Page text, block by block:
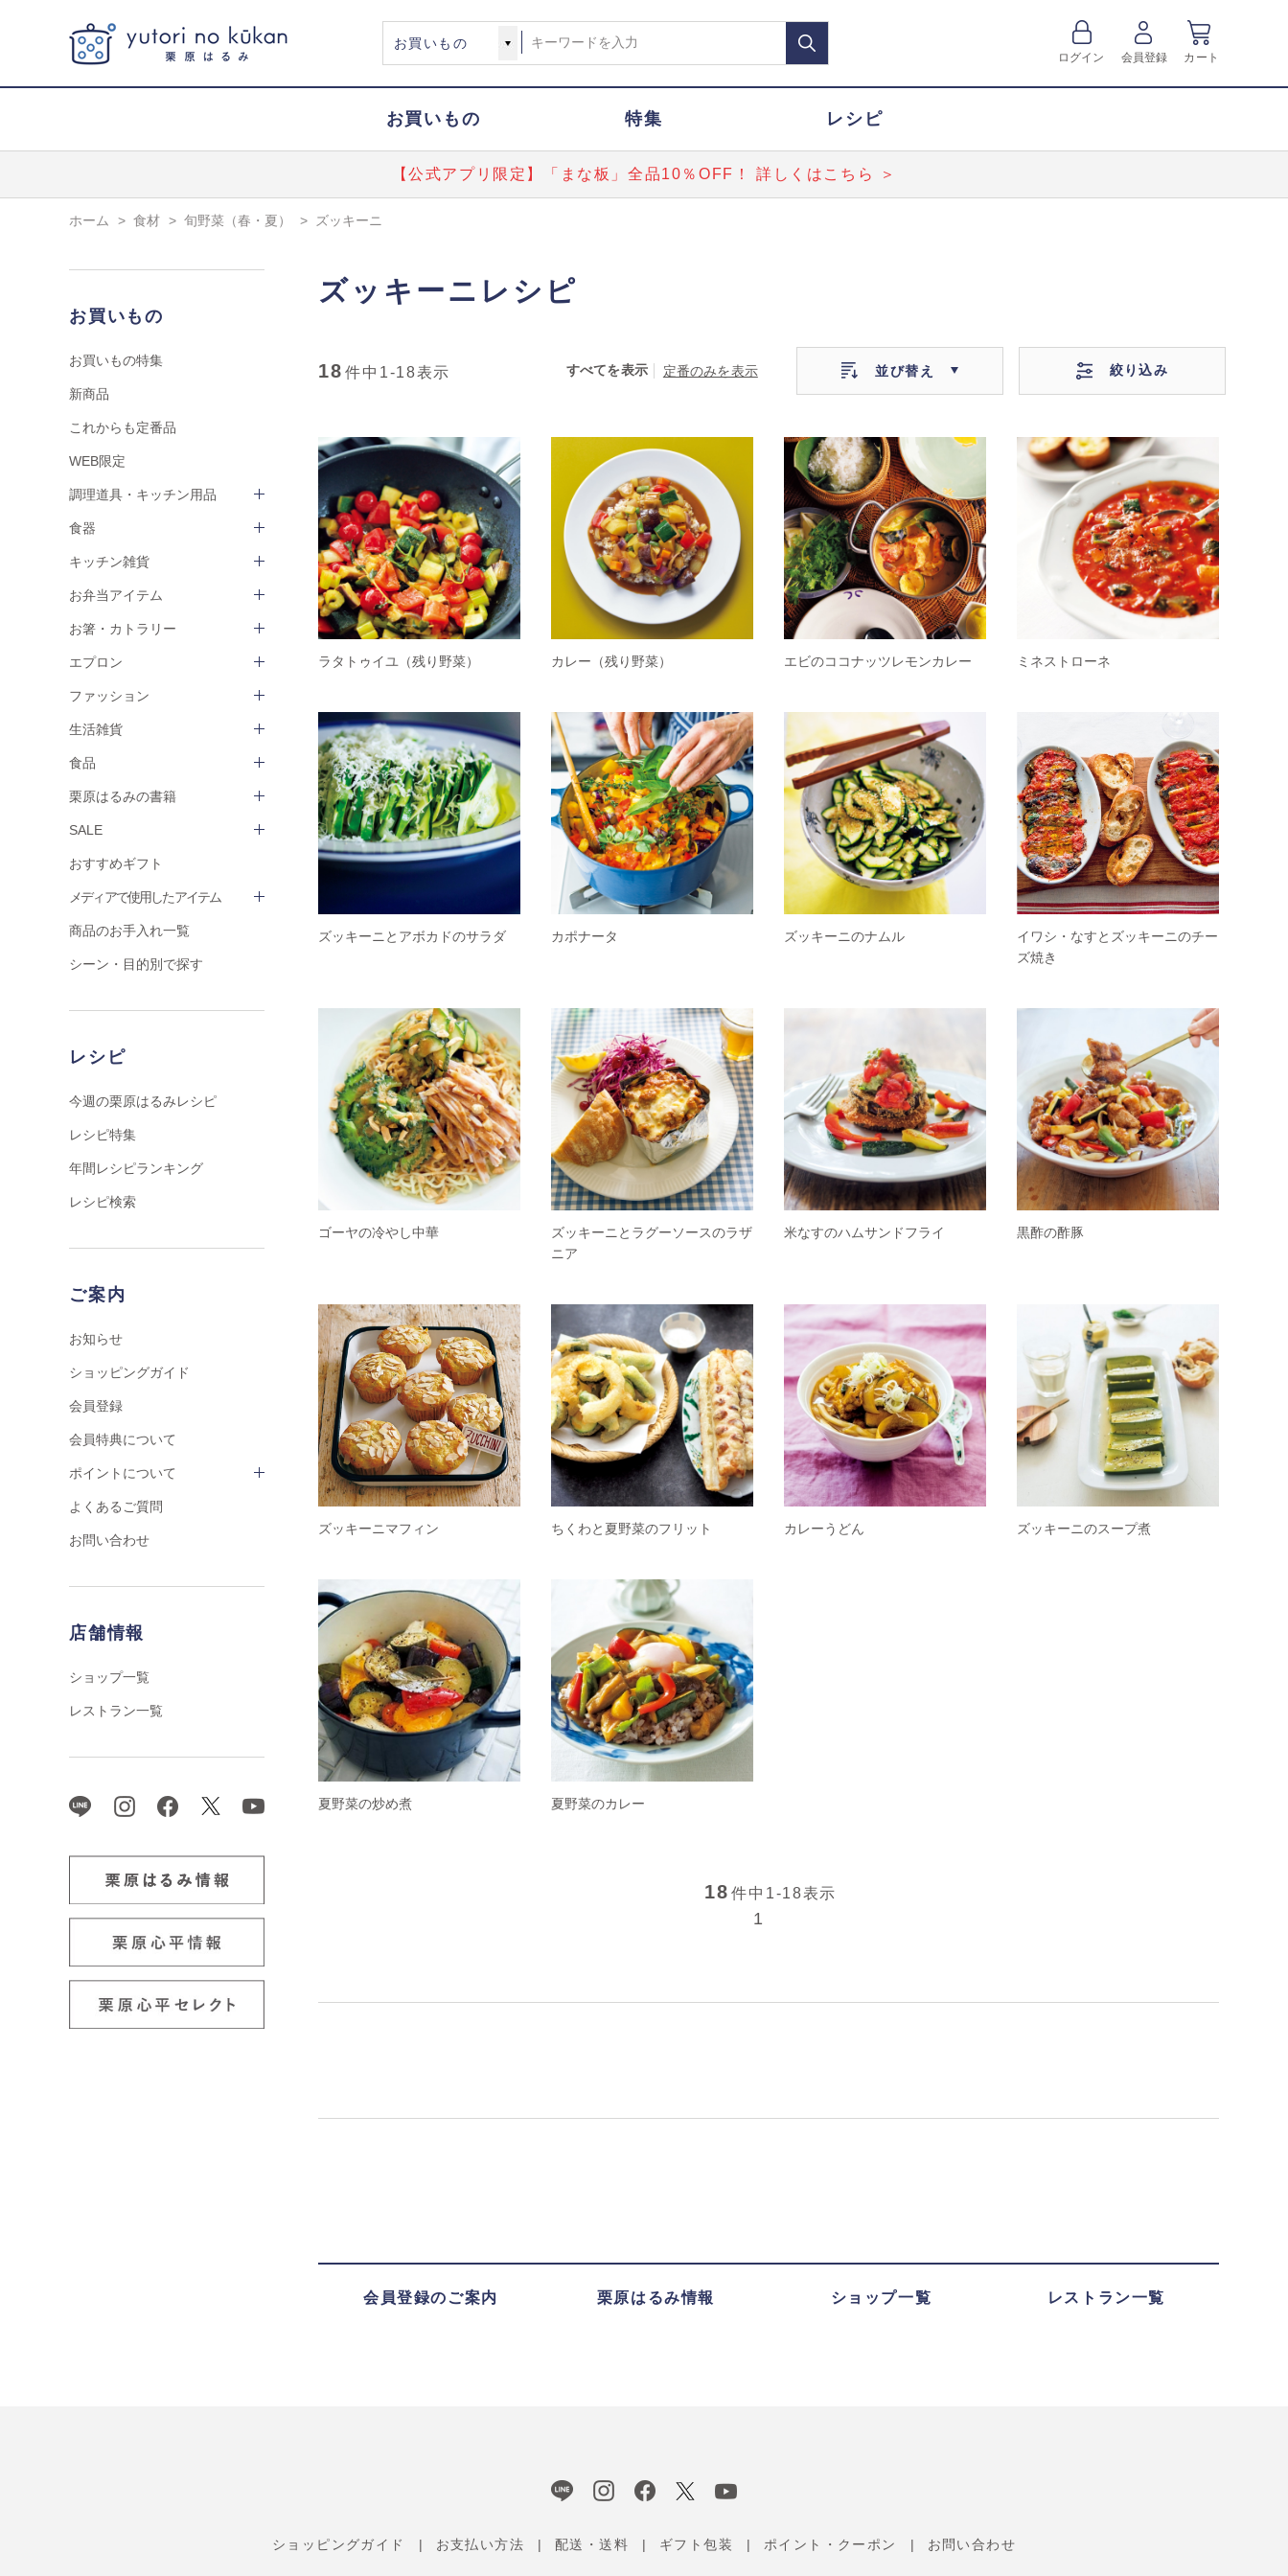
ログイン 会員登録 カート
お買いもの 特集 レシピ
【公式アプリ限定】「まな板」全品10％OFF！ 詳しくはこちら ＞
ホーム > 食材 > 旬野菜（春・夏） > ズッキーニ
お買いもの
お買いもの特集
新商品
これからも定番品
WEB限定
調理道具・キッチン用品
食器
キッチン雑貨
お弁当アイテム
お箸・カトラリー
エプロン
ファッション
生活雑貨
食品
栗原はるみの書籍
SALE
おすすめギフト
メディアで使用したアイテム
商品のお手入れ一覧
シーン・目的別で探す
レシピ
今週の栗原はるみレシピ
レシピ特集
年間レシピランキング
レシピ検索
ご案内
お知らせ
ショッピングガイド
会員登録
会員特典について
ポイントについて
よくあるご質問
お問い合わせ
店舗情報
ショップ一覧
レストラン一覧
ズッキーニレシピ
18 件中 1-18表示 すべてを表示 定番のみを表示 並び替え 絞り込み
ラタトゥイユ（残り野菜） カレー（残り野菜） エビのココナッツレモンカレー ミネストローネ
ズッキーニとアボカドのサラダ カポナータ ズッキーニのナムル
イワシ・なすとズッキーニのチー
ズ焼き
ゴーヤの冷やし中華
ズッキーニとラグーソースのラザ
ニア
米なすのハムサンドフライ 黒酢の酢豚
ズッキーニマフィン ちくわと夏野菜のフリット カレーうどん ズッキーニのスープ煮
夏野菜の炒め煮 夏野菜のカレー
18 件中 1-18表示
1
会員登録のご案内 栗原はるみ情報 ショップ一覧 レストラン一覧
ショッピングガイド お支払い方法 配送・送料 ギフト包装 ポイント・クーポン お問い合わせ